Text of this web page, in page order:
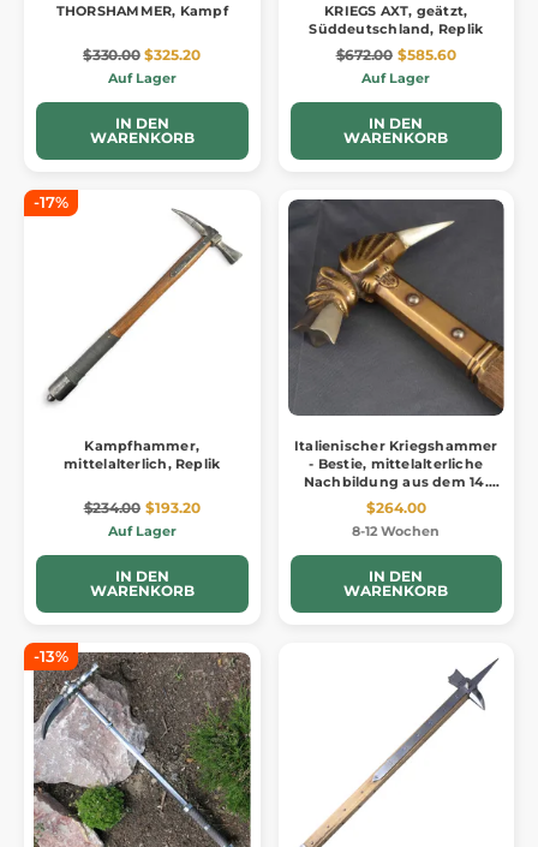
THORSHAMMER, Kampf
$330.00 $325.20
Auf Lager
IN DEN
WARENKORB
KRIEGS AXT, geätzt,
Süddeutschland, Replik
$672.00 $585.60
Auf Lager
IN DEN
WARENKORB
-17%
Kampfhammer,
mittelalterlich, Replik
$234.00 $193.20
Auf Lager
IN DEN
WARENKORB
Italienischer Kriegshammer
- Bestie, mittelalterliche
Nachbildung aus dem 14.
Jahrhundert, Da Carrara
$264.00
8-12 Wochen
IN DEN
WARENKORB
-13%